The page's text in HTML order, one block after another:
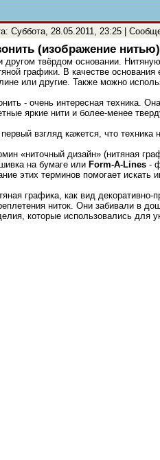
Суббота, 28.05.2011, 23:25 |
(изображение нитью)
другом твёрдом основании.
графики. В качестве
или другие. Также можно
- очень интересная техника.
яркие нити и более-менее
взгляд кажется, что
«ниточный дизайн» (нитяная
на бумаге или Form-A-Lines -
этих терминов помогает
графика, как вид
ниток. Они забивали в
которые использовались для